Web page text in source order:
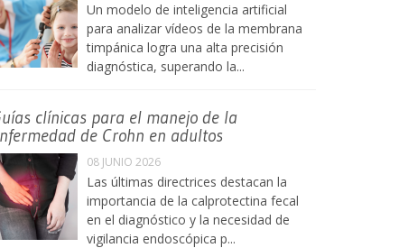
Un modelo de inteligencia artificial
para analizar vídeos de la membrana
timpánica logra una alta precisión
diagnóstica, superando la...
clínicas para el manejo de la
de Crohn en adultos
08 JUNIO 2026
Las últimas directrices destacan la
importancia de la calprotectina fecal
en el diagnóstico y la necesidad de
vigilancia endoscópica p...